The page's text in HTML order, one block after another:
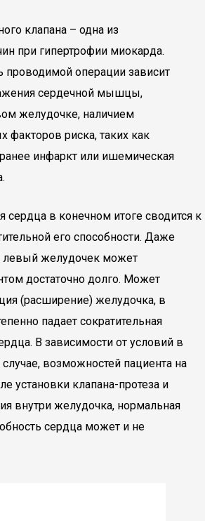
клапана – одна из
при гипертрофии миокарда.
проводимой операции зависит
сердечной мышцы,
желудочке, наличием
факторов риска, таких как
инфаркт или ишемическая
в конечном итоге сводится к
его способности. Даже
левый желудочек может
достаточно долго. Может
(расширение) желудочка, в
падает сократительная
В зависимости от условий в
возможностей пациента на
установки клапана-протеза и
внутри желудочка, нормальная
сердца может и не